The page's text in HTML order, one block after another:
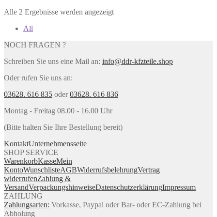
Alle 2 Ergebnisse werden angezeigt
All
NOCH FRAGEN ?
Schreiben Sie uns eine Mail an: info@ddr-kfzteile.shop
Oder rufen Sie uns an:
03628. 616 835 oder03628. 616 836
Montag - Freitag 08.00 - 16.00 Uhr
(Bitte halten Sie Ihre Bestellung bereit)
KontaktUnternehmensseite
SHOP SERVICE
WarenkorbKasseMein
KontoWunschlisteAGBWiderrufsbelehrungVertrag
widerrufenZahlung &
VersandVerpackungshinweiseDatenschutzerklärungImpressum
ZAHLUNG
Zahlungsarten: Vorkasse, Paypal oder Bar- oder EC-Zahlung bei
Abholung